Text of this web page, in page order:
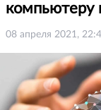
компьютеру
08 апреля 2021,